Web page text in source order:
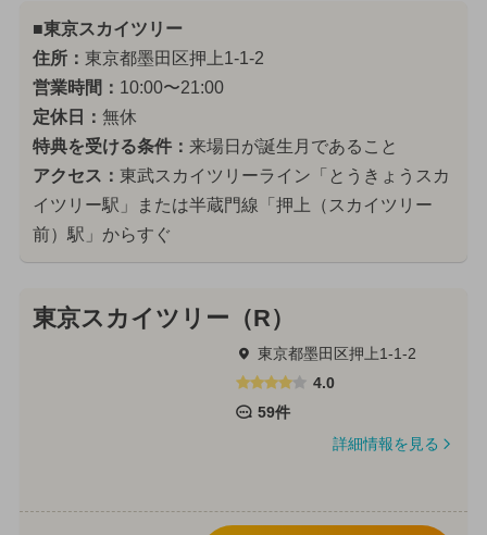
■東京スカイツリー
住所： 東京都墨田区押上1-1-2
営業時間： 10:00〜21:00
定休日： 無休
特典を受ける条件： 来場日が誕生月であること
アクセス： 東武スカイツリーライン「とうきょうスカ
イツリー駅」または半蔵門線「押上（スカイツリー
前）駅」からすぐ
東京スカイツリー（R）
東京都墨田区押上1-1-2
4.0
59件
詳細情報を見る